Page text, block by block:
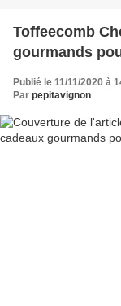
Toffeecomb
gourmands
Publié le 11/11/2020 à
Par pepitavignon